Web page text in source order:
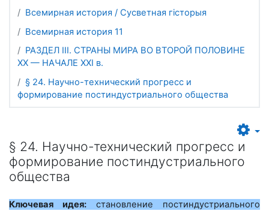
Всемирная история / Сусветная гісторыя
Всемирная история 11
РАЗДЕЛ ІІІ. СТРАНЫ МИРА ВО ВТОРОЙ ПОЛОВИНЕ
ХХ — НАЧАЛЕ ХХІ в.
§ 24. Научно-технический прогресс и
формирование постиндустриального общества
§ 24. Научно-технический прогресс и
формирование постиндустриального
общества
Ключевая идея: становление постиндустриального